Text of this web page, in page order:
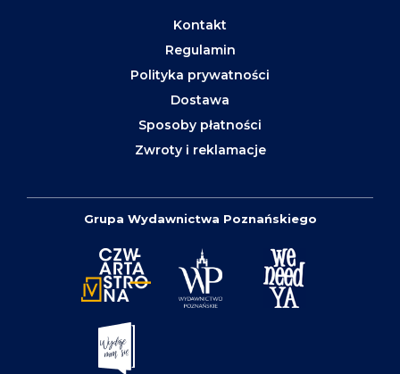
Kontakt
Regulamin
Polityka prywatności
Dostawa
Sposoby płatności
Zwroty i reklamacje
Grupa Wydawnictwa Poznańskiego